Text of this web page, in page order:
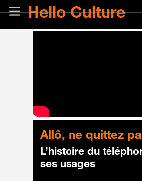
Salta al contenido principal
Panel lateral
Hello Culture
Allô, ne quittez
L’histoire du
ses usages